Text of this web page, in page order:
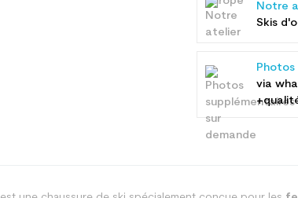
Notre
Skis
Photos
via